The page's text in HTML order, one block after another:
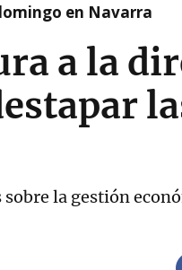
en Navarra
a la
la gestión